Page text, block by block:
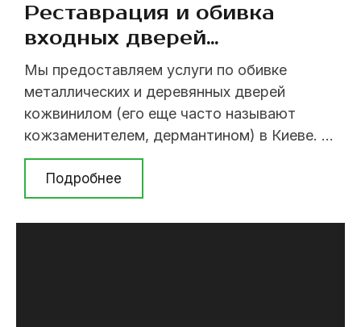
Реставрация и обивка
входных дверей
кожвинилом
Мы предоставляем услуги по обивке
металлических и деревянных дверей
кожвинилом (его еще часто называют
кожзаменителем, дермантином) в Киеве. У
нас большой выбор фактур и цветов от
различных производителей. Дверь
обшивается достаточно быстро (в течении
нескольких часов), с момента приезда
Подробнее